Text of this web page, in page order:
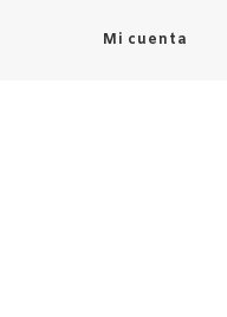
Mi cuenta